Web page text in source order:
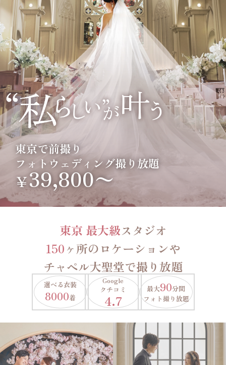
東京で前撮り
フォトウェディング撮り放題
￥39,800〜
東京 最大級スタジオ
150ヶ所のロケーションや
チャペル大聖堂で撮り放題
選べる衣装
8000着
Google
クチコミ
4.7
最大90分間
フォト撮り放題